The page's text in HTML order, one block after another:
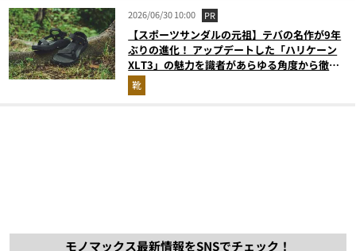
2026/06/30 10:00 PR
【スポーツサンダルの元祖】テバの名作が9年
ぶりの進化！ アップデートした「ハリケーン
XLT3」の魅力を識者があらゆる角度から徹底
解説！
靴
モノマックス最新情報をSNSでチェック！